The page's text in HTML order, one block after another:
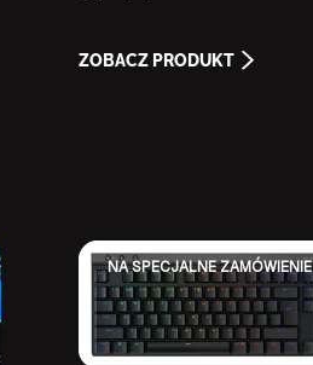
ZOBACZ PRODUKT
NA SPECJALNE ZAMÓWIENIE